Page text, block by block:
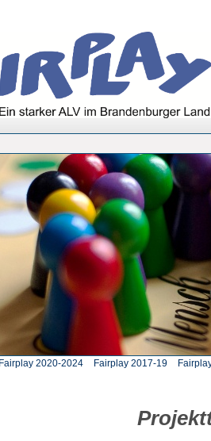
Fairplay 2020-2024 Fairplay 2017-19